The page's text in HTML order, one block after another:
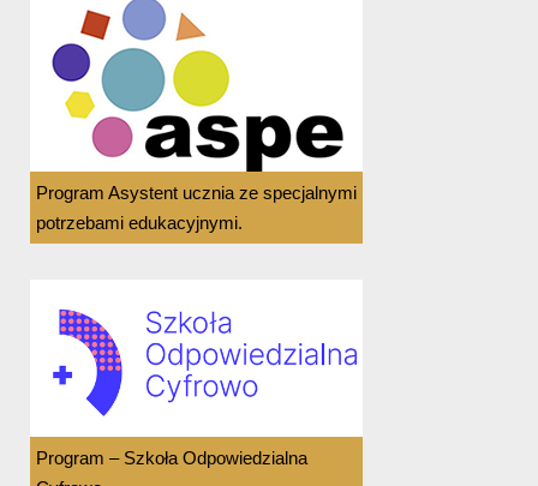
Program Asystent ucznia ze specjalnymi
potrzebami edukacyjnymi.
Program – Szkoła Odpowiedzialna